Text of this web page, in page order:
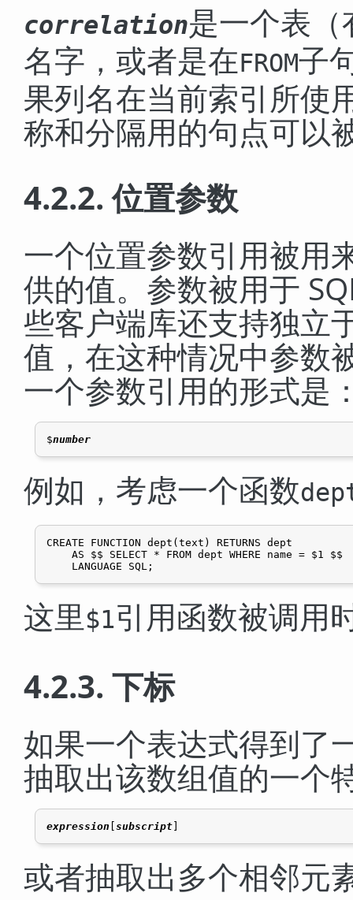
correlation是一个表
名字，或者是在FROM子
果列名在当前索引所使
称和分隔用的句点可以
4.2.2. 位置参数
一个位置参数引用被用
供的值。参数被用于
些客户端库还支持独立
值，在这种情况中参数
一个参数引用的形式是
$number
例如，考虑一个函数
CREATE FUNCTION dept(text) RETURNS dept
    AS $$ SELECT * FROM dept WHERE name = $1 $$
这里 $1引用函数被调用
4.2.3. 下标
如果一个表达式得到了
抽取出该数组值的一个
expression subscript
或者抽取出多个相邻元